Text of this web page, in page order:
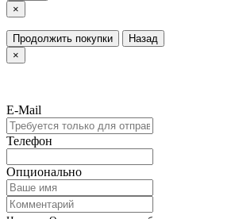
×
Продолжить покупки
Назад
×
E-Mail
Телефон
Опционально